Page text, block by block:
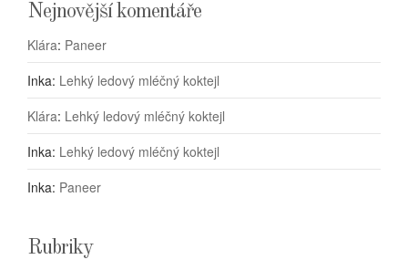
Nejnovější komentáře
Klára: Paneer
Inka: Lehký ledový mléčný koktejl
Klára: Lehký ledový mléčný koktejl
Inka: Lehký ledový mléčný koktejl
Inka: Paneer
Rubriky